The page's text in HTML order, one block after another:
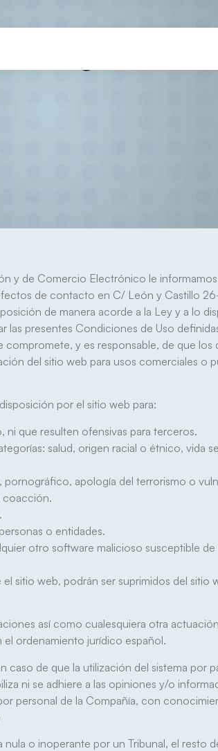
y de Comercio Electrónico le
de contacto en C/ León y Castillo
de manera acorde a la Ley y a lo
presentes Condiciones de Uso
y es responsable, de que
del sitio web para usos comerciales o
por el sitio web para:
ni que resulten ofensivas para terceros.
salud, origen racial o étnico, vida
apología del terrorismo o
coacción.
o entidades.
otro software malicioso susceptible
sitio web, podrán ser suprimidos del
así como cualesquiera otra
ordenamiento jurídico español.
de que la utilización del sistema por
ni se adhiere a las opiniones y/o
personal de la Compañía, con
o inoperante por un Tribunal, el resto